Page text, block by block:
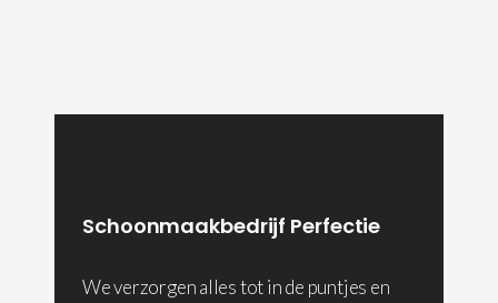
Schoonmaakbedrijf Perfectie
We verzorgen alles tot in de puntjes en